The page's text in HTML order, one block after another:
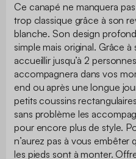
Ce canapé ne manquera
trop classique grâce à son
blanche. Son design
simple mais original. Grâce
accueillir jusqu’à 2
accompagnera dans vos
end ou après une longue
petits coussins
sans problème les
pour encore plus de style.
n’aurez pas à vous embêter
les pieds sont à monter.